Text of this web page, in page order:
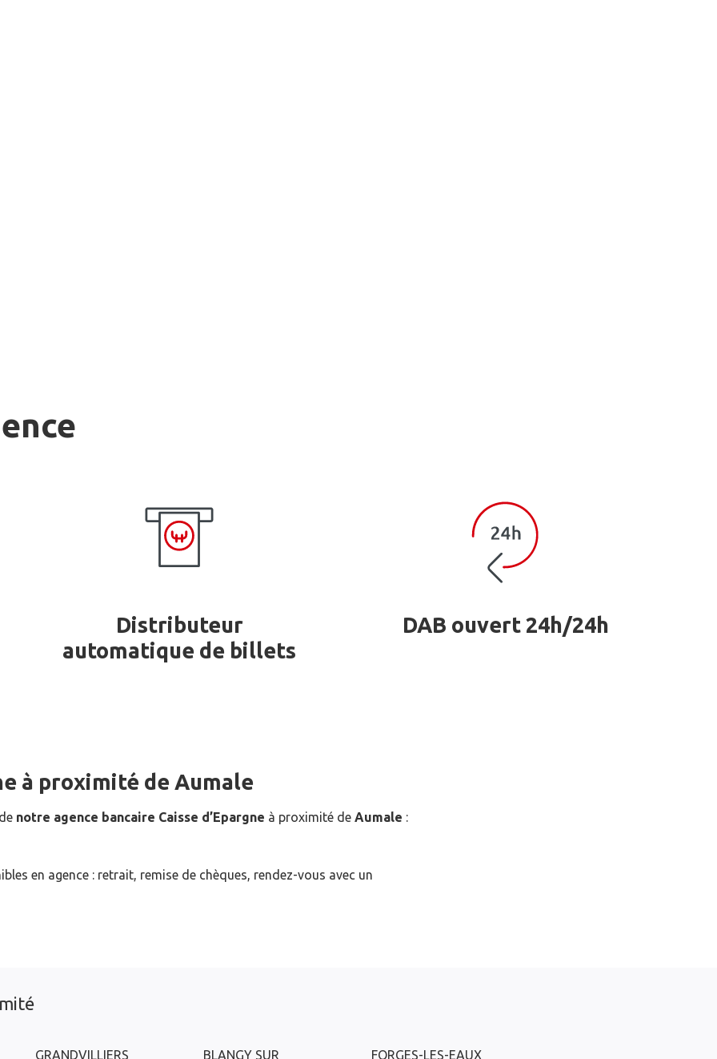
Distributeur
automatique de billets
DAB ouvert 24h/24h
à proximité de Aumale
notre agence bancaire Caisse d’Epargne à proximité de Aumale :
en agence : retrait, remise de chèques, rendez-vous avec un
GRANDVILLIERS BLANGY SUR FORGES-LES-EAUX